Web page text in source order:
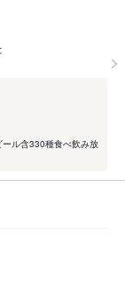
ル含330種食べ飲み放